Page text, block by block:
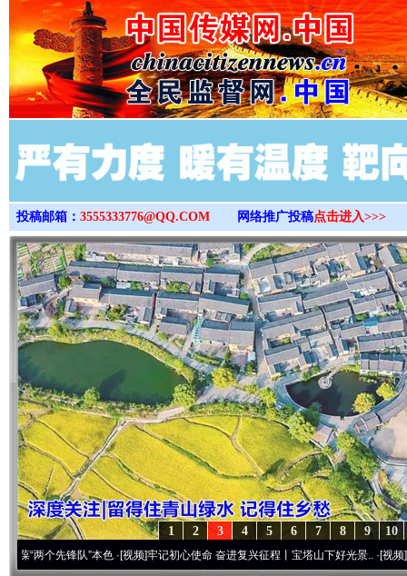
>
投稿邮箱： 3555333776@QQ.COM 网络推广投稿点击进入>>>
10
9
8
7
6
5
4
3
2
1
锋队”本色·[视频]牢记初心使命 奋进复兴征程丨宝塔山下好光景..·[视频]因党而生